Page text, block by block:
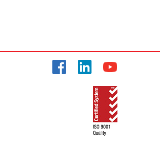
Facebook LinkedIn